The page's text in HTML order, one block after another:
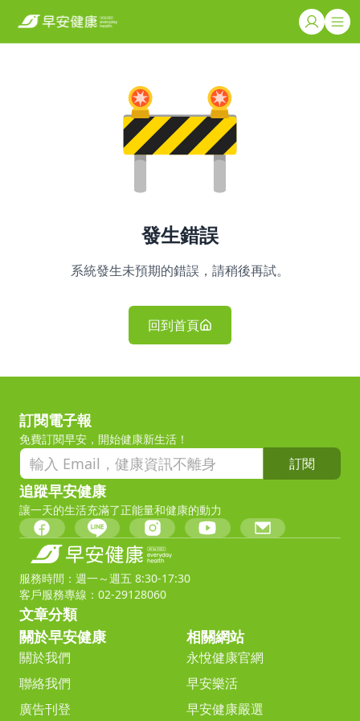
發生錯誤
系統發生未預期的錯誤，請稍後再試。
回到首頁
訂閱電子報
免費訂閱早安，開始健康新生活！
訂閱
追蹤早安健康
讓一天的生活充滿了正能量和健康的動力
服務時間：週一～週五 8:30-17:30
客戶服務專線：02-29128060
文章分類
關於早安健康
關於我們
聯絡我們
廣告刊登
相關網站
永悅健康官網
早安樂活
早安健康嚴選